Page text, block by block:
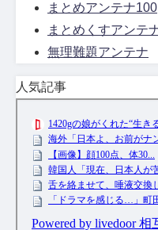
まとめアンテナ100
まとめくすアンテ
無理難題アンテナ
人気記事